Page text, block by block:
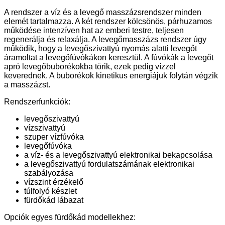
A rendszer a víz és a levegő masszázsrendszer minden
elemét tartalmazza. A két rendszer kölcsönös, párhuzamos
működése intenzíven hat az emberi testre, teljesen
regenerálja és relaxálja. A levegőmasszázs rendszer úgy
működik, hogy a levegőszivattyú nyomás alatti levegőt
áramoltat a levegőfúvókákon keresztül. A fúvókák a levegőt
apró levegőbuborékokba törik, ezek pedig vízzel
keverednek. A buborékok kinetikus energiájuk folytán végzik
a masszázst.
Rendszerfunkciók:
levegőszivattyú
vízszivattyú
szuper vízfúvóka
levegőfúvóka
a víz- és a levegőszivattyú elektronikai bekapcsolása
a levegőszivattyú fordulatszámának elektronikai
szabályozása
vízszint érzékelő
túlfolyó készlet
fürdőkád lábazat
Opciók egyes fürdőkád modellekhez: